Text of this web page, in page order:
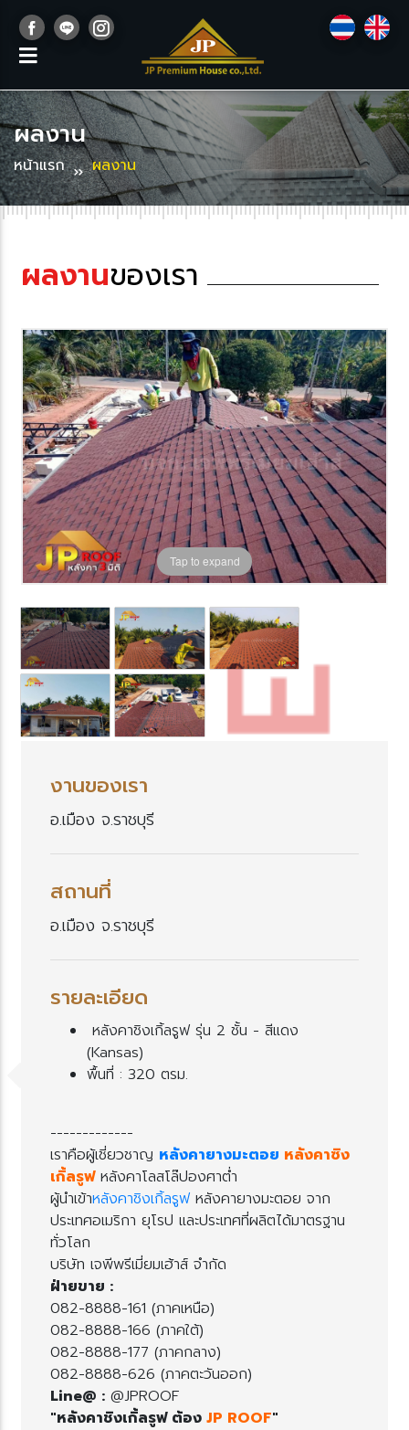
ผลงาน
หน้าแรก ผลงาน
ผลงานของเรา
Tap to expand
งานของเรา
อ.เมือง จ.ราชบุรี
สถานที่
อ.เมือง จ.ราชบุรี
รายละเอียด
หลังคาชิงเกิ้ลรูฟ รุ่น 2 ชั้น - สีแดง
(Kansas)
พื้นที่ : 320 ตรม.
-------------
เราคือผู้เชี่ยวชาญ หลังคายางมะตอ หลังคาซิง
เกิ้ลรูฟหลังคาโลสโล๊ปองศาต่ำ
ผู้นำเข้าหลังคาชิงเกิ้ลรูฟ หลังคายางมะตอย จาก
ประเทศอเมริกา ยุโรป และประเทศที่ผลิตได้มาตรฐาน
ทั่วโลก
บริษัท เจพีพรีเมี่ยมเฮ้าส์ จำกัด
ฝ่ายขาย :
082-8888-161 (ภาคเหนือ)
082-8888-166 (ภาคใต้)
082-8888-177 (ภาคกลาง)
082-8888-626 (ภาคตะวันออก)
Line@ : @JPROOF
"หลังคาชิงเกิ้ลรูฟ ต้อง JP ROOF"